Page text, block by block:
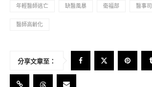
年輕醫師逃亡 缺醫風暴 衛福部 醫事司
醫師高齡化
分享文章至：